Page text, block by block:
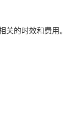
关的时效和费用。